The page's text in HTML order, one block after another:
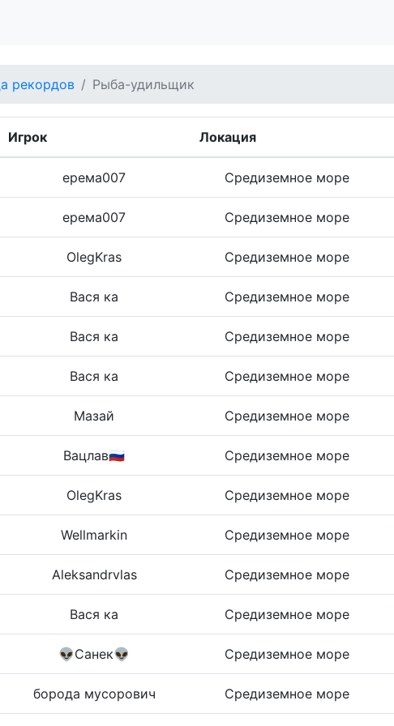
рекордов Рыба-удильщик
Игрок Локация
ерема007 Средиземное море
ерема007 Средиземное море
OlegKras Средиземное море
Вася ка Средиземное море
Вася ка Средиземное море
Вася ка Средиземное море
Мазай Средиземное море
Вацлав🇷🇺 Средиземное море
OlegKras Средиземное море
Wellmarkin Средиземное море
Aleksandrvlas Средиземное море
Вася ка Средиземное море
👽Санек👽 Средиземное море
борода мусорович Средиземное море